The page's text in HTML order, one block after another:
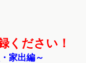
ください！
家出編～